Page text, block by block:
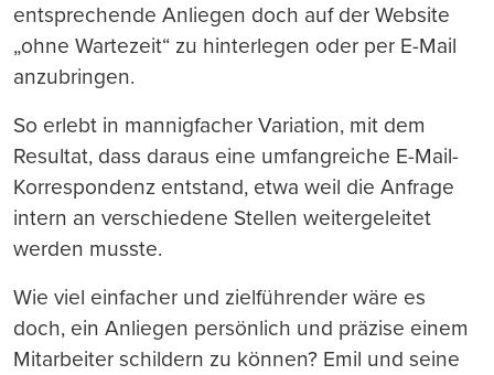
entsprechende Anliegen doch auf der Website
„ohne Wartezeit“ zu hinterlegen oder per E-Mail
anzubringen.
So erlebt in mannigfacher Variation, mit dem
Resultat, dass daraus eine umfangreiche E-Mail-
Korrespondenz entstand, etwa weil die Anfrage
intern an verschiedene Stellen weitergeleitet
werden musste.
Wie viel einfacher und zielführender wäre es
doch, ein Anliegen persönlich und präzise einem
Mitarbeiter schildern zu können? Emil und seine